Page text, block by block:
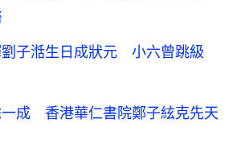
劉子湉生日成狀元 小六曾跳級
一成 香港華仁書院鄭子絃克先天